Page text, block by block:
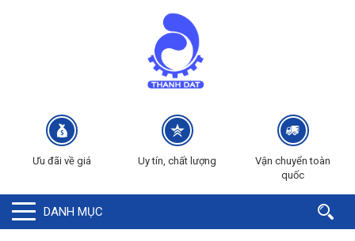
Ưu đãi về giá Uy tín, chất lượng
Vận chuyển toàn
quốc
DANH MỤC